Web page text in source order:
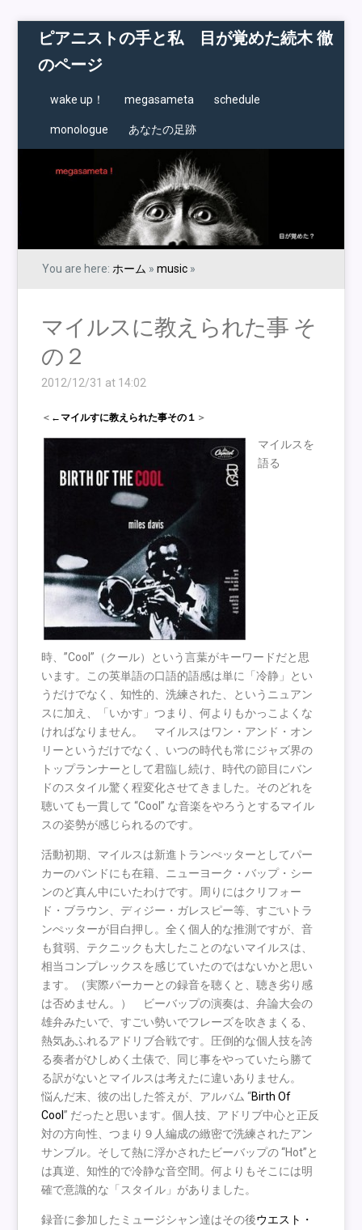
ピアニストの手と私 目が覚めた続木 徹
のページ
wake up！ megasameta schedule
monologue あなたの足跡
You are here: ホーム »music »
マイルスに教えられた事 そ
の２
2012/12/31 at 14:02
＜ ←マイルすに教えられた事その１ ＞
マイルスを
語る
時、”Cool”（クール）という言葉がキーワードだと思
います。この英単語の口語的語感は単に「冷静」とい
うだけでなく、知性的、洗練された、というニュアン
スに加え、「いかす」つまり、何よりもかっこよくな
ければなりません。 マイルスはワン・アンド・オン
リーというだけでなく、いつの時代も常にジャズ界の
トップランナーとして君臨し続け、時代の節目にバン
ドのスタイル驚く程変化させてきました。そのどれを
聴いても一貫して “Cool” な音楽をやろうとするマイル
スの姿勢が感じられるのです。
活動初期、マイルスは新進トランぺッターとしてパー
カーのバンドにも在籍、ニューヨーク・バップ・シー
ンのど真ん中にいたわけです。周りにはクリフォー
ド・ブラウン、ディジー・ガレスピー等、すごいトラ
ンぺッターが目白押し。全く個人的な推測ですが、音
も貧弱、テクニックも大したことのないマイルスは、
相当コンプレックスを感じていたのではないかと思い
ます。（実際パーカーとの録音を聴くと、聴き劣り感
は否めません。） ビーバップの演奏は、弁論大会の
雄弁みたいで、すごい勢いでフレーズを吹きまくる、
熱気あふれるアドリブ合戦です。圧倒的な個人技を誇
る奏者がひしめく土俵で、同じ事をやっていたら勝て
る訳がないとマイルスは考えたに違いありません。
悩んだ末、彼の出した答えが、アルバム “Birth Of
Cool” だったと思います。個人技、アドリブ中心と正反
対の方向性、つまり９人編成の緻密で洗練されたアン
サンブル。そして熱に浮かされたビーバップの “Hot”と
は真逆、知性的で冷静な音空間。何よりもそこには明
確で意識的な「スタイル」がありました。
録音に参加したミュージシャン達はその後ウエスト・